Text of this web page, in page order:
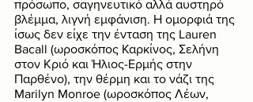
πρόσωπο, σαγηνευτικό αλλά αυστηρό
βλέμμα, λιγνή εμφάνιση. Η ομορφιά της
ίσως δεν είχε την ένταση της Lauren
Bacall (ωροσκόπος Καρκίνος, Σελήνη
στον Κριό και Ήλιος-Ερμής στην
Παρθένο), την θέρμη και το νάζι της
Marilyn Monroe (ωροσκόπος Λέων,